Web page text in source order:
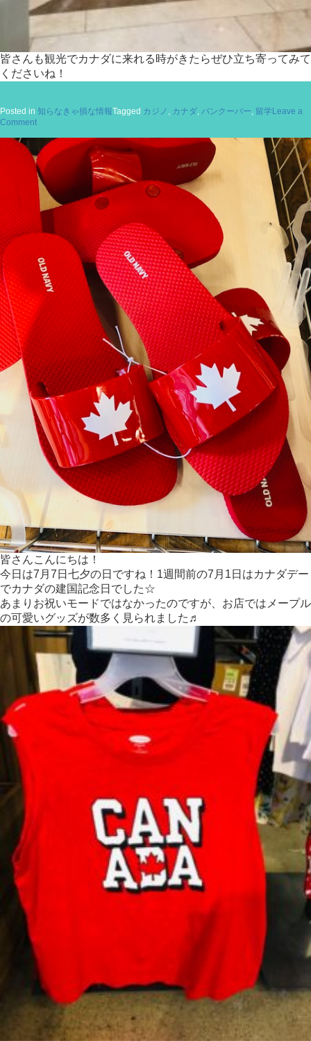
皆さんも観光でカナダに来れる時がきたらぜひ立ち寄ってみて
くださいね！
Posted in 知らなきゃ損な情報Tagged カジノ カナダ バンクーバー 留学Leave a
Commenton
の
カ
ジ
ノ
再
開！！
皆さんこんにちは！
今日は7月7日七夕の日ですね！1週間前の7月1日はカナダデー
でカナダの建国記念日でした☆
あまりお祝いモードではなかったのですが、お店ではメープル
の可愛いグッズが数多く見られました♬